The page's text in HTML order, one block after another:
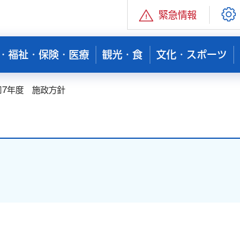
緊急情報
福祉・保険・医療 観光・食 文化・スポーツ
7年度 施政方針